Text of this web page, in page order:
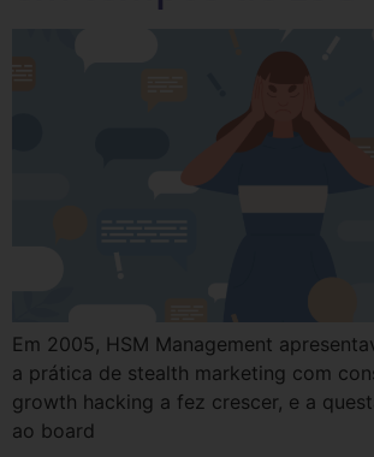
Em 2005, HSM Management
a prática de stealth marketing com
growth hacking a fez crescer, e a
ao board